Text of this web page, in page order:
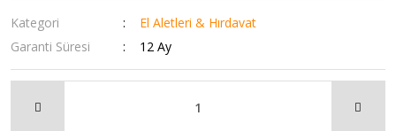
Kategori
El Aletleri & Hırdavat
Garanti Süresi
12 Ay